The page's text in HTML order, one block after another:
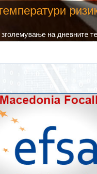
може
на флаширана
може да се користи